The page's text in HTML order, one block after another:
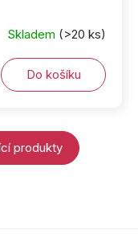
Skladem (>20 ks)
Do košíku
produkty